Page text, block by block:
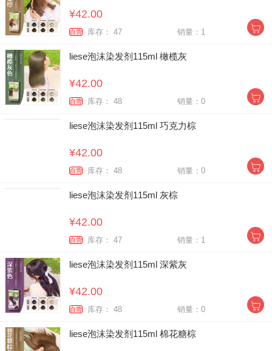
¥42.00
自营 库存： 47 销量：1
liese泡沫染发剂115ml 橄榄灰
¥42.00
自营 库存： 48 销量：0
liese泡沫染发剂115ml 巧克力棕
¥42.00
自营 库存： 48 销量：0
liese泡沫染发剂115ml 灰棕
¥42.00
自营 库存： 47 销量：1
liese泡沫染发剂115ml 深紫灰
¥42.00
自营 库存： 48 销量：0
liese泡沫染发剂115ml 棉花糖棕